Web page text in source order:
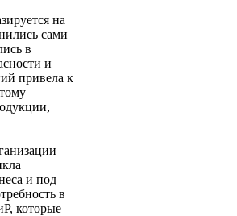
на
сами
в
и
привела к
и под
в
которые